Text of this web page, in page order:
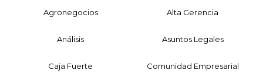
Agronegocios Alta Gerencia
Análisis Asuntos Legales
Caja Fuerte Comunidad Empresarial